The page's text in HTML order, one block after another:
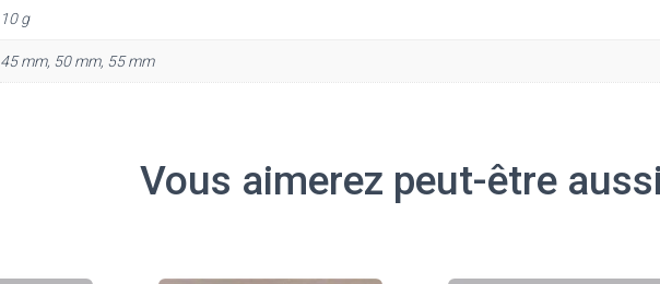
10 g
45 mm, 50 mm, 55 mm
Vous aimerez peut-être